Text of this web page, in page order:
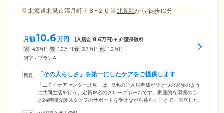
北海道北見市清月町７８−２０
北見駅から 徒歩10分
月額10.6 万円 (入居金 8.6万円) + 介護保険料
家 4.3万円 管 1.5万円 食 3.7万円 他 1.2万円
個室 / プランA
「その人らしさ」を第一にしたケアをご提供します
「ニチイケアセンター北見」は、9名のご入居者様がひとつの家族のよう
に共同生活を行う、定員18名のグループホームです。家庭的な環境のも
と24時間介護スタッフのサポートを受けながら暮らすことで、自立した